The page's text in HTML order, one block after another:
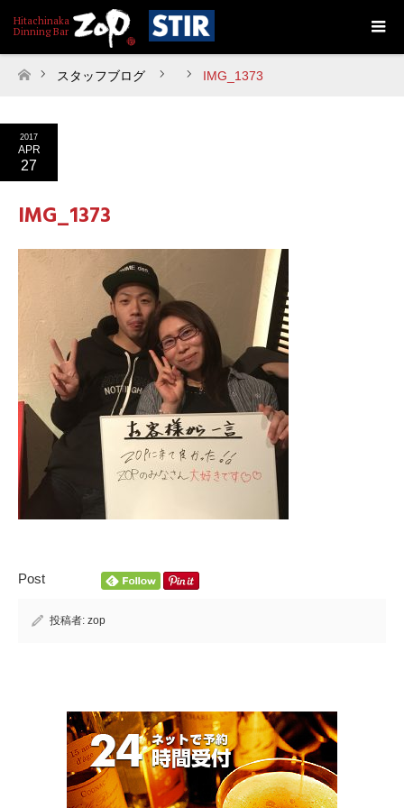
ホーム
スタッフブログ IMG_1373
2017
APR
27
IMG_1373
Post
投稿者: zop